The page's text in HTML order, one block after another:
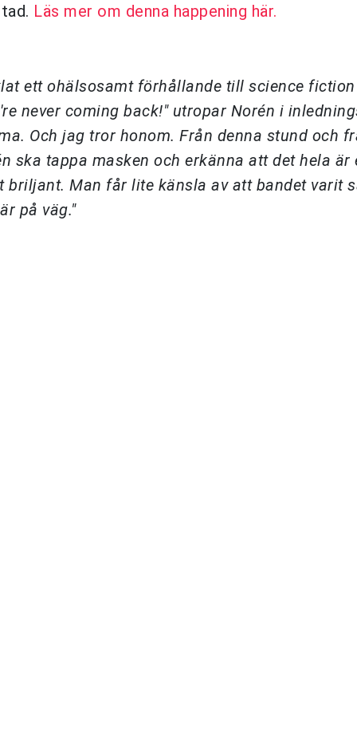
Läs mer om denna happening här.
ett ohälsosamt förhållande till science
never coming back!" utropar Norén i
Och jag tror honom. Från denna stund och
ska tappa masken och erkänna att det hela är
Man får lite känsla av att bandet varit
på väg."